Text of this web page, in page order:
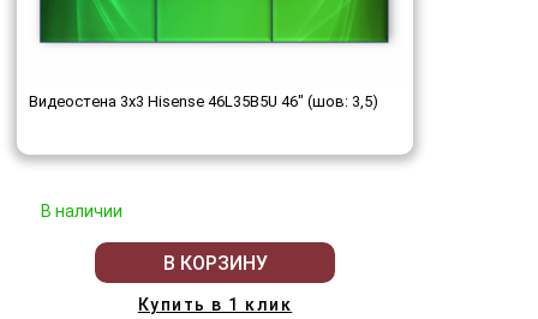
Видеостена 3x3 Hisense 46L35B5U 46" (шов: 3,5)
В наличии
В КОРЗИНУ
Купить в 1 клик